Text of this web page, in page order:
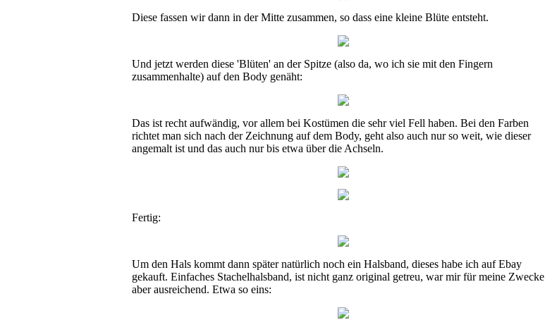
Diese fassen wir dann in der Mitte zusammen, so dass eine kleine Blüte entsteht.
Und jetzt werden diese 'Blüten' an der Spitze (also da, wo ich sie mit den Fingern
zusammenhalte) auf den Body genäht:
Das ist recht aufwändig, vor allem bei Kostümen die sehr viel Fell haben. Bei den Farben
richtet man sich nach der Zeichnung auf dem Body, geht also auch nur so weit, wie dieser
angemalt ist und das auch nur bis etwa über die Achseln.
Fertig:
Um den Hals kommt dann später natürlich noch ein Halsband, dieses habe ich auf Ebay
gekauft. Einfaches Stachelhalsband, ist nicht ganz original getreu, war mir für meine Zwecke
aber ausreichend. Etwa so eins: